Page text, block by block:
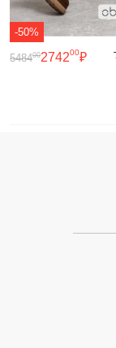
-50%
274200₽
548400